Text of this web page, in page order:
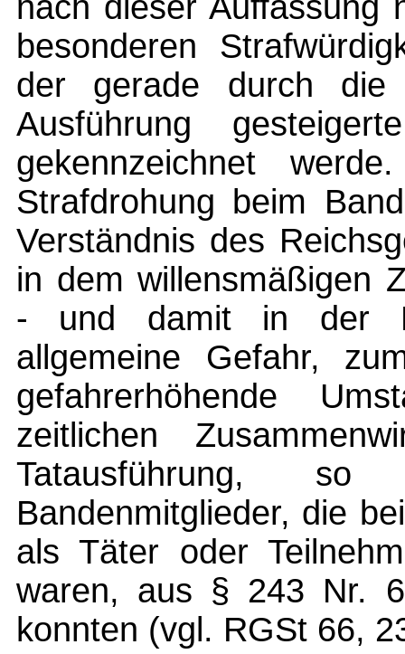
besonderen
der gerade durch die
Ausführung
gekennzeichnet
Strafdrohung beim
Verständnis des
in dem willensmäßigen
- und damit in der
allgemeine Gefahr,
gefahrerhöhende
zeitlichen
Tatausführung,
Bandenmitglieder, die
als Täter oder
waren, aus § 243 Nr.
konnten (vgl. RGSt 66,